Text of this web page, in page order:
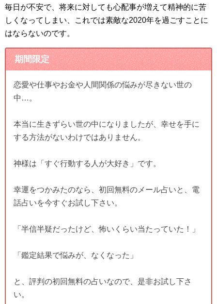
毎日が不安で、将来に対しても心配事が増えて精神的に苦
しくなってしまい、これでは素敵な2020年を過ごすことに
はならないのです。
期間限定
恋愛や仕事やお金や人間関係の悩みが尽きない世の
中…。
本当に生きずらい世の中になりましたが、幸せを手に
する方法がないわけではありません。
神様は「すぐ行動する人が大好き」です。
幸運をつかみたのなら、初回無料のメール占いと、電
話占いを今すぐお試し下さい。
「半信半疑だったけど、怖いくらい当たっていた！」
「鑑定結果で悩みが、なくなった」
と、評判の初回無料の占いなので、是非お試し下さ
い。